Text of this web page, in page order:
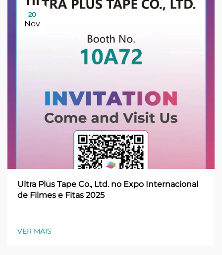
20
Nov
Ultra Plus Tape Co., Ltd. no Expo Internacional
de Filmes e Fitas 2025
VER MAIS